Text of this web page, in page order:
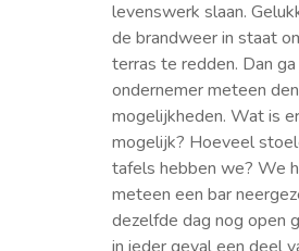
levenswerk slaan.
de brandweer in staat
terras te redden. Dan
ondernemer meteen
mogelijkheden. Wat is
mogelijk? Hoeveel
tafels hebben we? We
meteen een bar
dezelfde dag nog open